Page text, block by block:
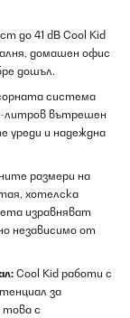
до 41 dB Cool Kid
домашен офис
дошъл.
система
литров вътрешен
уреди и надеждна
размери на
хотелска
изравняват
независимо от
Cool Kid работи с
за
това с